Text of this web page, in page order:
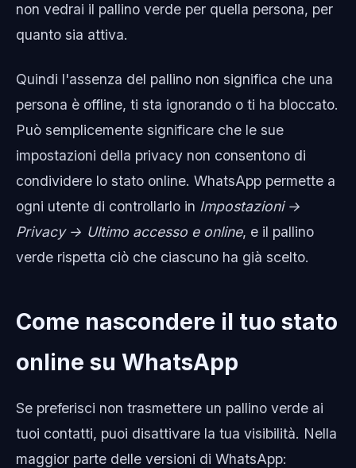
non vedrai il pallino verde per quella persona, per
quanto sia attiva.
Quindi l'assenza del pallino non significa che una
persona è offline, ti sta ignorando o ti ha bloccato.
Può semplicemente significare che le sue
impostazioni della privacy non consentono di
condividere lo stato online. WhatsApp permette a
ogni utente di controllarlo in Impostazioni →
Privacy → Ultimo accesso e online, e il pallino
verde rispetta ciò che ciascuno ha già scelto.
Come nascondere il tuo stato
online su WhatsApp
Se preferisci non trasmettere un pallino verde ai
tuoi contatti, puoi disattivare la tua visibilità. Nella
maggior parte delle versioni di WhatsApp: